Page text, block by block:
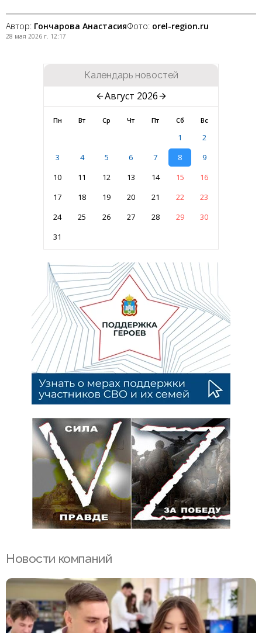
Автор: Гончарова АнастасияФото: orel-region.ru
28 мая 2026 г. 12:17
Календарь новостей
Август 2026
Пн Вт Ср Чт Пт Сб Вс
1
2
3
4 5 6 7 8
9
10
11 12 13 14 15
16
17
18 19 20 21 22
23
24
25 26 27 28 29
30
31
Новости компаний